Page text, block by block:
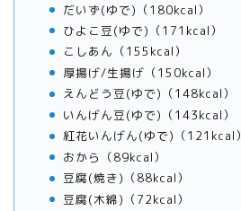
だいず(ゆで)（180kcal）
ひよこ豆(ゆで)（171kcal）
こしあん（155kcal）
厚揚げ/生揚げ（150kcal）
えんどう豆(ゆで)（148kcal）
いんげん豆(ゆで)（143kcal）
紅花いんげん(ゆで)（121kcal）
おから（89kcal）
豆腐(焼き)（88kcal）
豆腐(木綿)（72kcal）